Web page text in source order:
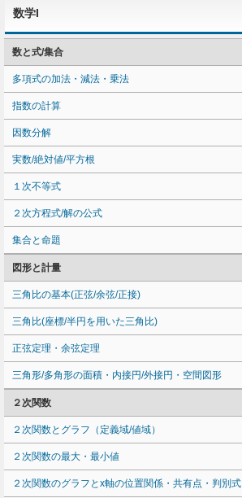
数学I
数と式/集合
多項式の加法・減法・乗法
指数の計算
因数分解
実数/絶対値/平方根
１次不等式
２次方程式/解の公式
集合と命題
図形と計量
三角比の基本(正弦/余弦/正接)
三角比(座標/半円を用いた三角比)
正弦定理・余弦定理
三角形/多角形の面積・内接円/外接円・空間図形
２次関数
２次関数とグラフ（定義域/値域）
２次関数の最大・最小値
２次関数のグラフとx軸の位置関係・共有点・判別式